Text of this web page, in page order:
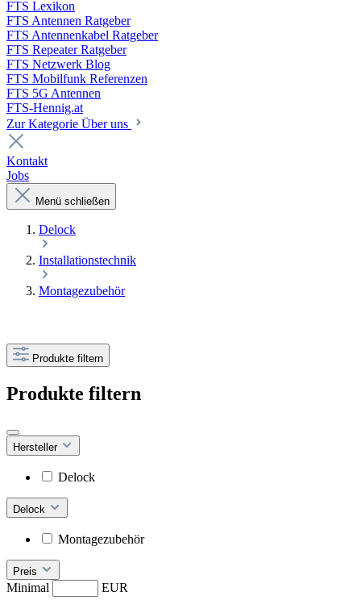
FTS Lexikon
FTS Antennen Ratgeber
FTS Antennenkabel Ratgeber
FTS Repeater Ratgeber
FTS Netzwerk Blog
FTS Mobilfunk Referenzen
FTS 5G Antennen
FTS-Hennig.at
Zur Kategorie Über uns
Kontakt
Jobs
Menü schließen
Delock
Installationstechnik
Montagezubehör
Produkte filtern
Produkte filtern
Hersteller
Delock
Delock
Montagezubehör
Preis
Minimal
EUR